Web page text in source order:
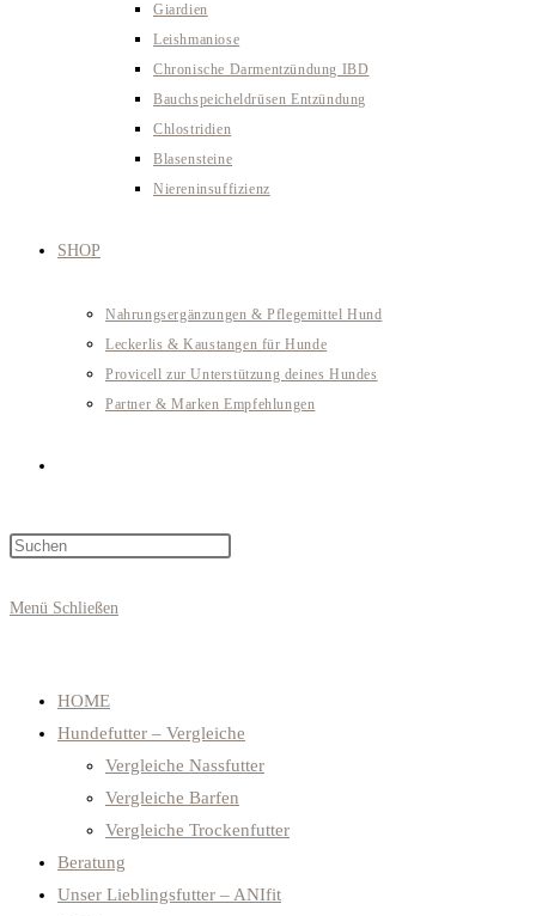
Giardien
Leishmaniose
Chronische Darmentzündung IBD
Bauchspeicheldrüsen Entzündung
Chlostridien
Blasensteine
Niereninsuffizienz
SHOP
Nahrungsergänzungen & Pflegemittel Hund
Leckerlis & Kaustangen für Hunde
Provicell zur Unterstützung deines Hundes
Partner & Marken Empfehlungen
Suche
panel.
Menü Schließen
HOME
Hundefutter – Vergleiche
Vergleiche Nassfutter
Vergleiche Barfen
Vergleiche Trockenfutter
Beratung
Unser Lieblingsfutter – ANIfit